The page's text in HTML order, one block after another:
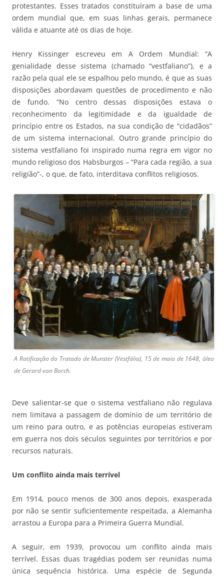
protestantes. Esses tratados constituíram a base de uma
ordem mundial que, em suas linhas gerais, permanece
válida e atuante até os dias de hoje.
Henry Kissinger escreveu em A Ordem Mundial: “A
genialidade desse sistema (chamado “vestfaliano”), e a
razão pela qual ele se espalhou pelo mundo, é que as suas
disposições abordavam questões de procedimento e não
de fundo. “No centro dessas disposições estava o
reconhecimento da legitimidade e da igualdade de
princípio entre os Estados, na sua condição de “cidadãos”
de um sistema internacional. Outro grande princípio do
sistema vestfaliano foi inspirado numa regra em vigor no
mundo religioso dos Habsburgos – “Para cada região, a sua
religião”-, o que, de fato, interditava conflitos religiosos.
A Ratificação do Tratado de Munster (Vestfália), 15 de maio de 1648, óleo
de Gerard von Borch.
Deve salientar-se que o sistema vestfaliano não regulava
nem limitava a passagem de domínio de um território de
um reino para outro, e as potências europeias estiveram
em guerra nos dois séculos seguintes por territórios e por
recursos naturais.
Um conflito ainda mais terrível
Em 1914, pouco menos de 300 anos depois, exasperada
por não se sentir suficientemente respeitada, a Alemanha
arrastou a Europa para a Primeira Guerra Mundial.
A seguir, em 1939, provocou um conflito ainda mais
terrível. Essas duas tragédias podem ser reunidas numa
única sequência histórica. Uma espécie de Segunda